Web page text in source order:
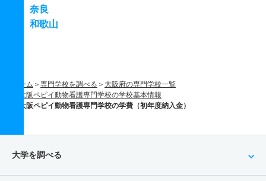
奈良
和歌山
ホーム 専門学校を調べる
大阪府の専門学校一覧
大阪ペピイ動物看護専門学校の学校基本情報
大阪ペピイ動物看護専門学校の学費（初年度納入金）
大学を調べる